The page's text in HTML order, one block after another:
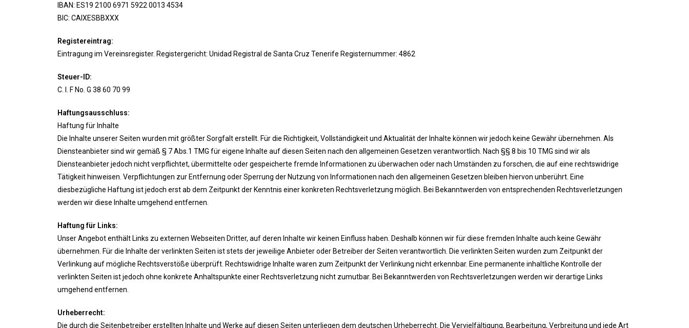
IBAN: ES19 2100 6971 5922 0013 4534
BIC: CAIXESBBXXX
Registereintrag:
Eintragung im Vereinsregister. Registergericht: Unidad Registral de Santa Cruz Tenerife Registernummer: 4862
Steuer-ID:
C. I. F No. G 38 60 70 99
Haftungsausschluss:
Haftung für Inhalte
Die Inhalte unserer Seiten wurden mit größter Sorgfalt erstellt. Für die Richtigkeit, Vollständigkeit und Aktualität der Inhalte können wir jedoch keine Gewähr übernehmen. Als
Diensteanbieter sind wir gemäß § 7 Abs.1 TMG für eigene Inhalte auf diesen Seiten nach den allgemeinen Gesetzen verantwortlich. Nach §§ 8 bis 10 TMG sind wir als
Diensteanbieter jedoch nicht verpflichtet, übermittelte oder gespeicherte fremde Informationen zu überwachen oder nach Umständen zu forschen, die auf eine rechtswidrige
Tätigkeit hinweisen. Verpflichtungen zur Entfernung oder Sperrung der Nutzung von Informationen nach den allgemeinen Gesetzen bleiben hiervon unberührt. Eine
diesbezügliche Haftung ist jedoch erst ab dem Zeitpunkt der Kenntnis einer konkreten Rechtsverletzung möglich. Bei Bekanntwerden von entsprechenden Rechtsverletzungen
werden wir diese Inhalte umgehend entfernen.
Haftung für Links:
Unser Angebot enthält Links zu externen Webseiten Dritter, auf deren Inhalte wir keinen Einfluss haben. Deshalb können wir für diese fremden Inhalte auch keine Gewähr
übernehmen. Für die Inhalte der verlinkten Seiten ist stets der jeweilige Anbieter oder Betreiber der Seiten verantwortlich. Die verlinkten Seiten wurden zum Zeitpunkt der
Verlinkung auf mögliche Rechtsverstöße überprüft. Rechtswidrige Inhalte waren zum Zeitpunkt der Verlinkung nicht erkennbar. Eine permanente inhaltliche Kontrolle der
verlinkten Seiten ist jedoch ohne konkrete Anhaltspunkte einer Rechtsverletzung nicht zumutbar. Bei Bekanntwerden von Rechtsverletzungen werden wir derartige Links
umgehend entfernen.
Urheberrecht:
Die durch die Seitenbetreiber erstellten Inhalte und Werke auf diesen Seiten unterliegen dem deutschen Urheberrecht. Die Vervielfältigung, Bearbeitung, Verbreitung und jede Art